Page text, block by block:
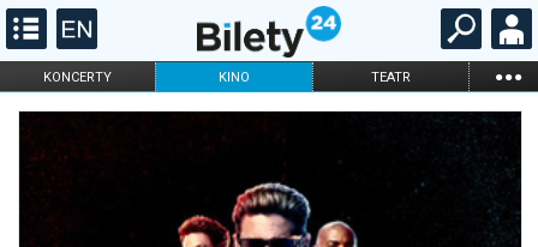
KONCERTY KINO TEATR ...
FILHARMONIA OPERA I BALET
DLA DZIECI